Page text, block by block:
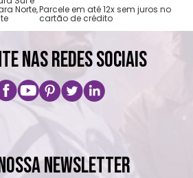
Norte,Parcele em até 12x sem juros no
cartão de crédito
NAS REDES SOCIAIS
NEWSLETTER